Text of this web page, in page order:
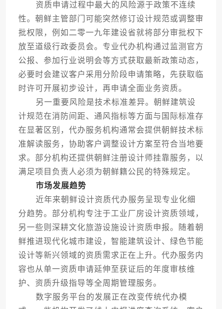
资质申请过程中最大的风险源于政策不连续
性。朝鲜主管部门可能突然修订设计规范或调整审
批权限，例如二零一九年建设省就将部分审批权下
放至道级行政委员会。专业代办机构通过监测官方
公报、参加行业说明会等方式获取最新政策动态，
必要时会建议客户采用分阶段申请策略，先获取临
时许可开展初步设计，再申请全面业务资质。
另一重要风险是技术标准差异。朝鲜建筑设
计规范在消防间距、通风指标等方面与国际标准存
在显著区别，代办服务机构通常会提供朝鲜技术标
准解读服务，协助客户调整设计方案至符合当地要
求。部分机构还提供朝鲜注册设计师挂靠服务，以
满足项目负责人必须为朝鲜籍公民的特殊规定。
市场发展趋势
近年来朝鲜设计资质代办服务呈现专业化细
分趋势。部分机构专注于工业厂房设计资质领域，
另一些则深耕文化旅游设施设计资质申报。随着朝
鲜推进现代化城市建设，智能建筑设计、绿色节能
设计等新兴领域的资质需求正在上升。代办服务内
容也从单一资质申请延伸至获证后的年度审核维
护、资质升级指导等全周期管理服务。
数字服务平台的发展正在改变传统代办模